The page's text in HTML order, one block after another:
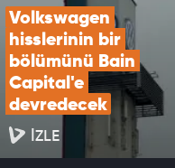
Volkswagen
hisslerinin bir
bölümünü Bain
Capital'e
devredecek
İZLE